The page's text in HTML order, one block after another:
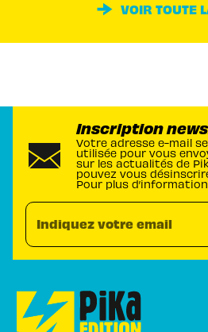
VOIR TOUTE
Inscription
Votre adresse e-mail
utilisée pour vous
sur les actualités de
pouvez vous
Pour plus
Indiquez votre email